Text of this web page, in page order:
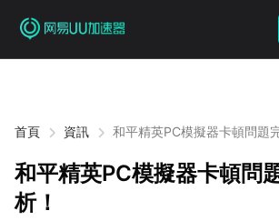
首頁 資訊 和平精英PC模擬器卡頓問題
和平精英PC模擬器卡頓問
析！